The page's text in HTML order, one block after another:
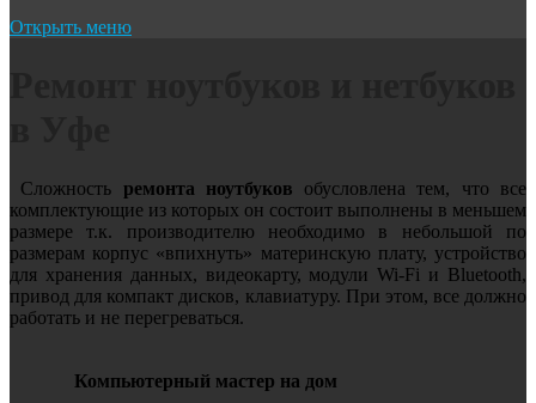
Открыть меню
Сложность ремонта ноутбуков обусловлена тем, что все
комплектующие из которых он состоит выполнены в меньшем
размере т.к. производителю необходимо в небольшой по
размерам корпус «впихнуть» материнскую плату, устройство
для хранения данных, видеокарту, модули Wi-Fi и Bluetooth,
привод для компакт дисков, клавиатуру. При этом, все должно
работать и не перегреваться.
Компьютерный мастер на дом